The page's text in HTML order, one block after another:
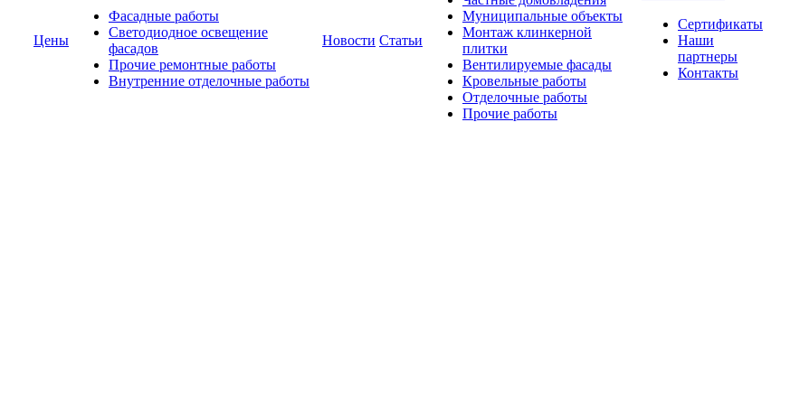
Цены
Фасадные работы
Светодиодное освещение
фасадов
Прочие ремонтные работы
Внутренние отделочные работы
Новости Статьи
Муниципальные объекты
Монтаж клинкерной
плитки
Вентилируемые фасады
Кровельные работы
Отделочные работы
Прочие работы
Сертификаты
Наши
партнеры
Контакты